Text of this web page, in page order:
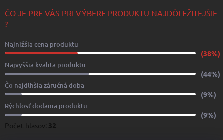
ČO JE PRE VÁS PRI VÝBERE PRODUKTU NAJDÔLEŽITEJŠIE
?
Najnižšia cena produktu
(38%)
Najvyššia kvalita produktu
(44%)
Čo najdlhšia záručná doba
(9%)
Rýchlosť dodania produktu
(9%)
Počet hlasov: 32